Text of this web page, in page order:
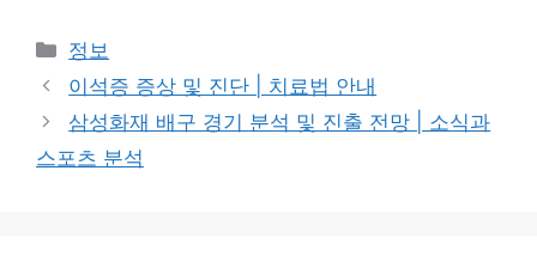
카
테
고
리
정보
이석증 증상 및 진단 | 치료법 안내
삼성화재 배구 경기 분석 및 진출 전망 | 소식과
스포츠 분석